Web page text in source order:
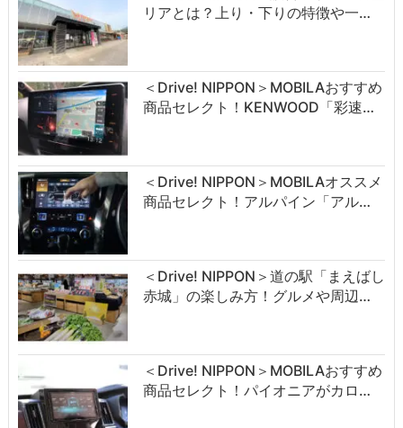
リアとは？上り・下りの特徴や一…
＜Drive! NIPPON＞MOBILAおすすめ
商品セレクト！KENWOOD「彩速…
＜Drive! NIPPON＞MOBILAオススメ
商品セレクト！アルパイン「アル…
＜Drive! NIPPON＞道の駅「まえばし
赤城」の楽しみ方！グルメや周辺…
＜Drive! NIPPON＞MOBILAおすすめ
商品セレクト！パイオニアがカロ…